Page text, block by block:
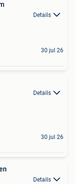
Details
30 jul 26
Details
30 jul 26
Details